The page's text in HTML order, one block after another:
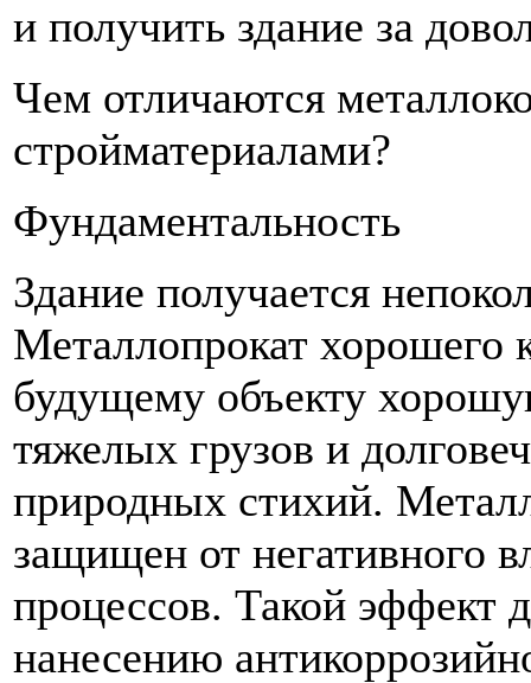
и получить здание за
Чем отличаются
стройматериалами?
Фундаментальность
Здание получается
Металлопрокат хорошего
будущему объекту
тяжелых грузов и
природных стихий.
защищен от негативного
процессов. Такой эффект
нанесению